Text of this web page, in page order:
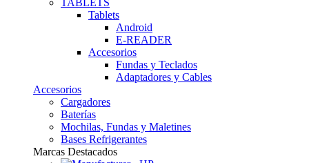
Tablets
Android
E-READER
Accesorios
Fundas y Teclados
Adaptadores y Cables
Accesorios
Cargadores
Baterías
Mochilas, Fundas y Maletines
Bases Refrigerantes
Marcas Destacados